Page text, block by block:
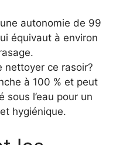
autonomie de 99
équivaut à environ
nettoyer ce rasoir?
à 100 % et peut
sous l’eau pour un
hygiénique.